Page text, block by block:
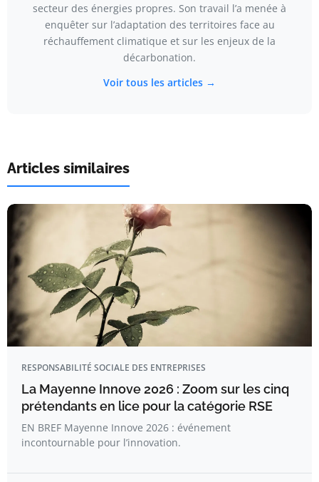
secteur des énergies propres. Son travail l’a menée à
enquêter sur l’adaptation des territoires face au
réchauffement climatique et sur les enjeux de la
décarbonation.
Voir tous les articles →
Articles similaires
RESPONSABILITÉ SOCIALE DES ENTREPRISES
La Mayenne Innove 2026 : Zoom sur les cinq
prétendants en lice pour la catégorie RSE
EN BREF Mayenne Innove 2026 : événement
incontournable pour l’innovation.